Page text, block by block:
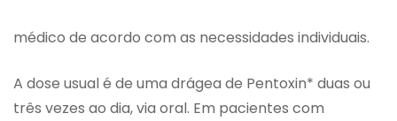
médico de acordo com as necessidades individuais.
A dose usual é de uma drágea de Pentoxin* duas ou
três vezes ao dia, via oral. Em pacientes com